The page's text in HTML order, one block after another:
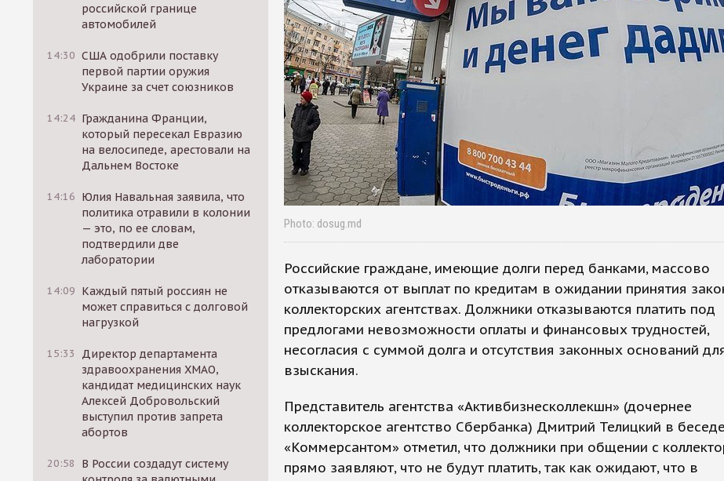
российской границе
автомобилей
14:30 США одобрили поставку
первой партии оружия
Украине за счет союзников
14:24 Гражданина Франции,
который пересекал Евразию
на велосипеде, арестовали на
Дальнем Востоке
14:16 Юлия Навальная заявила, что
политика отравили в колонии
— это, по ее словам,
подтвердили две
лаборатории
14:09 Каждый пятый россиян не
может справиться с долговой
нагрузкой
15:33
Директор департамента
здравоохранения ХМАО,
кандидат медицинских наук
Алексей Добровольский
выступил против запрета
абортов
20:58
В России создадут систему
Photo: dosug.md
Российские граждане, имеющие долги перед банками, массово
отказываются от выплат по кредитам в ожидании принятия
коллекторских агентствах. Должники отказываются платить под
предлогами невозможности оплаты и финансовых трудностей,
несогласия с суммой долга и отсутствия законных оснований
взыскания.
Представитель агентства «Активбизнесколлекшн» (дочернее
коллекторское агентство Сбербанка) Дмитрий Телицкий в
«Коммерсантом» отметил, что должники при общении с
прямо заявляют, что не будут платить, так как ожидают, что в